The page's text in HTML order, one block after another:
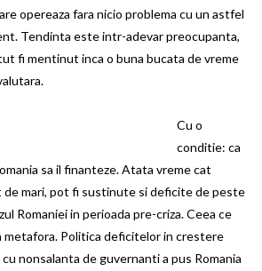
opereaza fara nicio problema cu un astfel
Tendinta este intr-adevar preocupanta,
fi mentinut inca o buna bucata de vreme
Cu o
conditie: ca
sa il finanteze. Atata vreme cat
mari, pot fi sustinute si deficite de peste
Romaniei in perioada pre-criza. Ceea ce
metafora. Politica deficitelor in crestere
nonsalanta de guvernanti a pus Romania